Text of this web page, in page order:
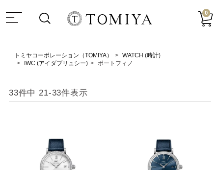
0
トミヤコーポレーション（TOMIYA）
WATCH (時計)
IWC (アイダブリュシー)
ポートフィノ
33件中 21-33件表示